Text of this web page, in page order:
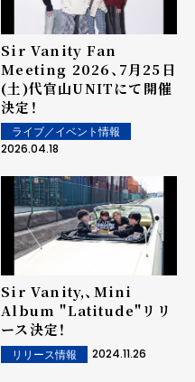
Sir Vanity Fan
Meeting 2026、7月25日
(土)代官山UNITにて開催
決定！
ライブ／イベント情報
2026.04.18
Sir Vanity,、Mini
Album "Latitude"リリ
ース決定！
リリース情報 2024.11.26